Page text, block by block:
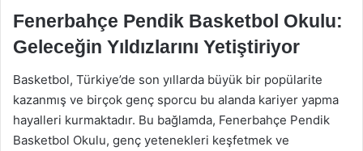
Fenerbahçe Pendik Basketbol Okulu:
Geleceğin Yıldızlarını Yetiştiriyor
Basketbol, Türkiye’de son yıllarda büyük bir popülarite
kazanmış ve birçok genç sporcu bu alanda kariyer yapma
hayalleri kurmaktadır. Bu bağlamda, Fenerbahçe Pendik
Basketbol Okulu, genç yetenekleri keşfetmek ve